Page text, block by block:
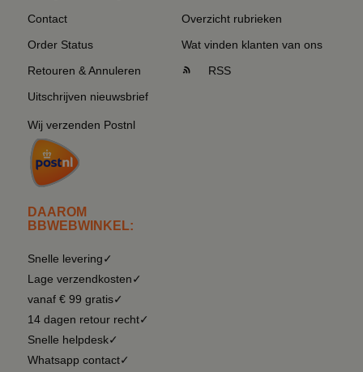
Contact
Order Status
Retouren & Annuleren
Uitschrijven nieuwsbrief
Wij verzenden Postnl
DAAROM
BBWEBWINKEL:
Snelle levering✓
Lage verzendkosten✓
vanaf € 99 gratis✓
14 dagen retour recht✓
Snelle helpdesk✓
Whatsapp contact✓
Overzicht rubrieken
Wat vinden klanten van ons
RSS